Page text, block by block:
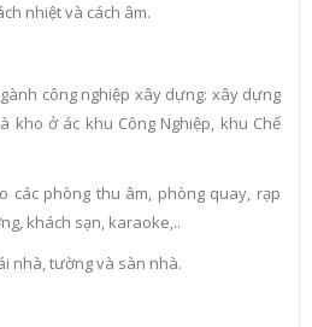
nhiệt và cách âm.
công nghiệp xây dựng: xây dựng
kho ở ác khu Công Nghiệp, khu Chế
các phòng thu âm, phòng quay, rạp
khách sạn, karaoke,..
nhà, tường và sàn nhà.